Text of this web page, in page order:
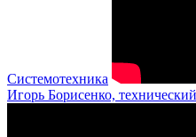
Системотехника
Игорь Борисенко,